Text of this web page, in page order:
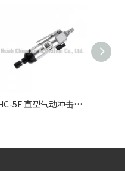
HC-5F 直型气动冲击起子 M4-M5 - 轻量高速螺丝锁付工具